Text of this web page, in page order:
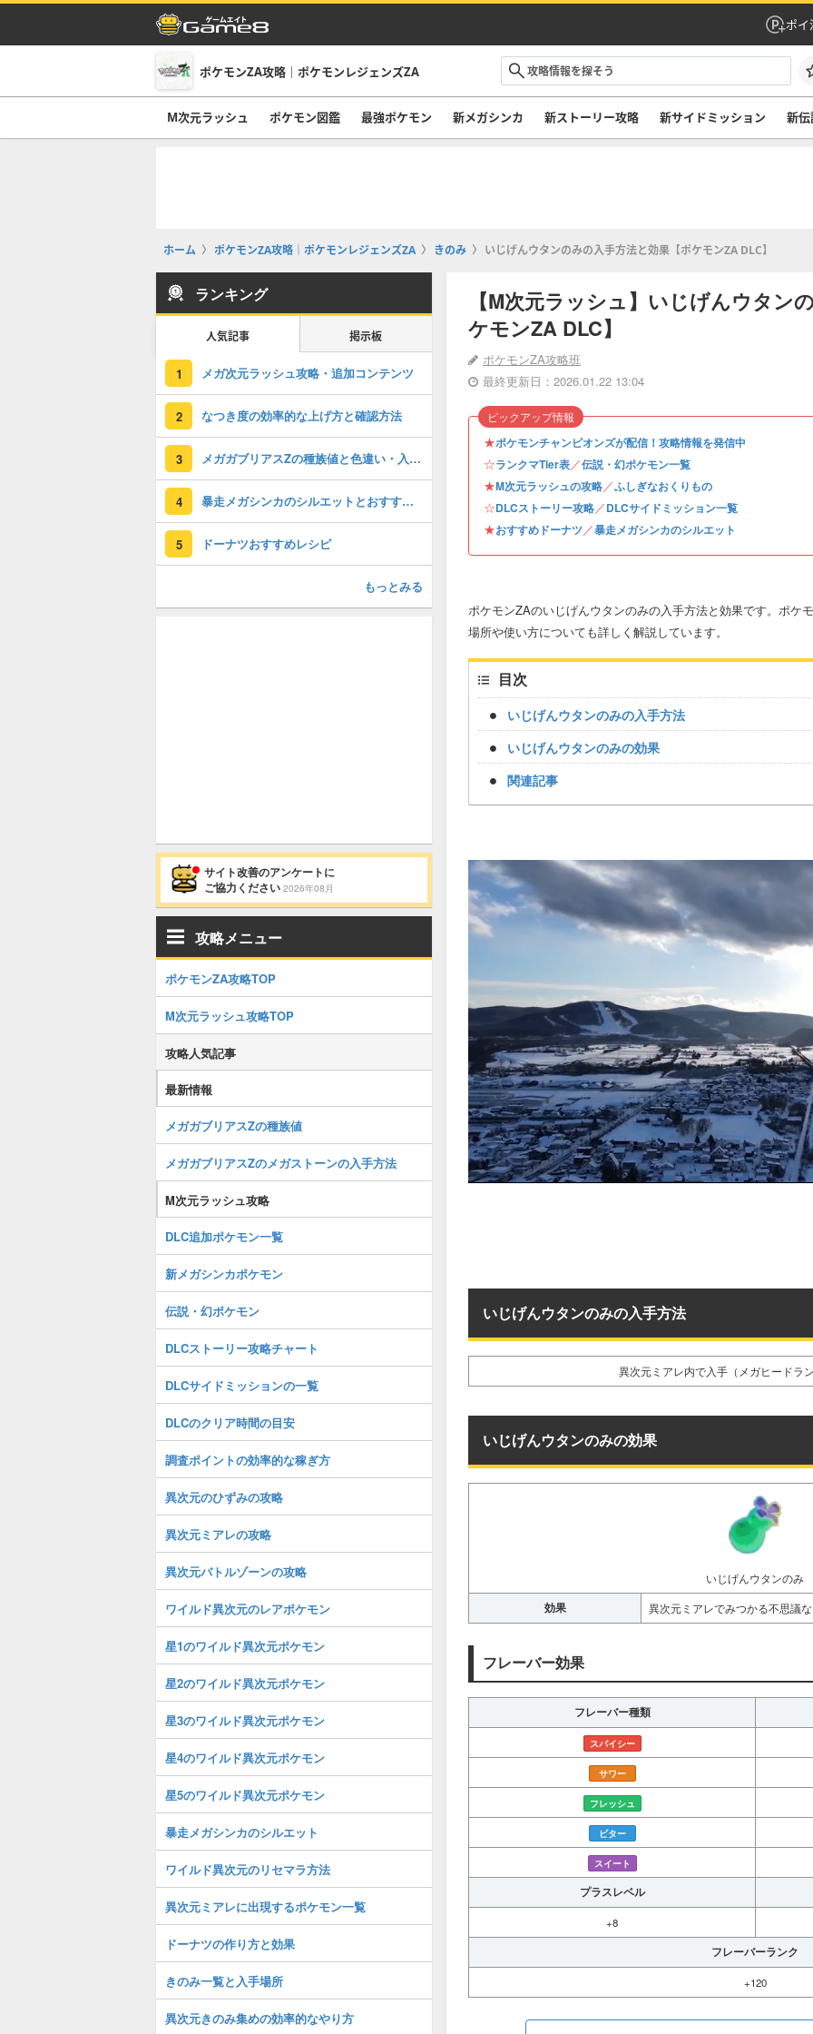
ポイ
ポケモンZA攻略｜ポケモンレジェンズZA
M次元ラッシュ ポケモン図鑑 最強ポケモン 新メガシンカ 新ストーリー攻略 新サイドミッション 新
ホーム ポケモンZA攻略｜ポケモンレジェンズZA きのみ いじげんウタンのみの入手方法と効果【ポケモンZA DLC】
【M次元ラッシュ】いじげんウタン
ケモンZA DLC】
ポケモンZA攻略班
最終更新日：2026.01.22 13:04
★ポケモンチャンピオンズが配信！攻略情報を発信中
☆ランクマTier表／伝説・幻ポケモン一覧
★M次元ラッシュの攻略／ふしぎなおくりもの
☆DLCストーリー攻略／DLCサイドミッション一覧
★おすすめドーナツ／暴走メガシンカのシルエット
ピックアップ情報
ポケモンZAのいじげんウタンのみの入手方法と効果です。ポケ
場所や使い方についても詳しく解説しています。
目次
いじげんウタンのみの入手方法
いじげんウタンのみの効果
関連記事
いじげんウタンのみの入手方法
異次元ミアレ内で入手（メガヒードラ
いじげんウタンのみの効果
いじげんウタンのみ
効果 異次元ミアレでみつかる不思議
フレーバー効果
フレーバー種類
スパイシー
サワー
フレッシュ
ビター
スイート
プラスレベル
+8
フレーバーランク
+120
ランキング
人気記事 掲示板
1 メガ次元ラッシュ攻略・追加コンテンツ
2 なつき度の効率的な上げ方と確認方法
3 メガガブリアスZの種族値と色違い・入手方法
4 暴走メガシンカのシルエットとおすすめポケモン
5 ドーナツおすすめレシピ
もっとみる
サイト改善のアンケートに
ご協力ください 2026年08月
攻略メニュー
ポケモンZA攻略TOP
M次元ラッシュ攻略TOP
攻略人気記事
最新情報
メガガブリアスZの種族値
メガガブリアスZのメガストーンの入手方法
M次元ラッシュ攻略
DLC追加ポケモン一覧
新メガシンカポケモン
伝説・幻ポケモン
DLCストーリー攻略チャート
DLCサイドミッションの一覧
DLCのクリア時間の目安
調査ポイントの効率的な稼ぎ方
異次元のひずみの攻略
異次元ミアレの攻略
異次元バトルゾーンの攻略
ワイルド異次元のレアポケモン
星1のワイルド異次元ポケモン
星2のワイルド異次元ポケモン
星3のワイルド異次元ポケモン
星4のワイルド異次元ポケモン
星5のワイルド異次元ポケモン
暴走メガシンカのシルエット
ワイルド異次元のリセマラ方法
異次元ミアレに出現するポケモン一覧
ドーナツの作り方と効果
きのみ一覧と入手場所
異次元きのみ集めの効率的なやり方